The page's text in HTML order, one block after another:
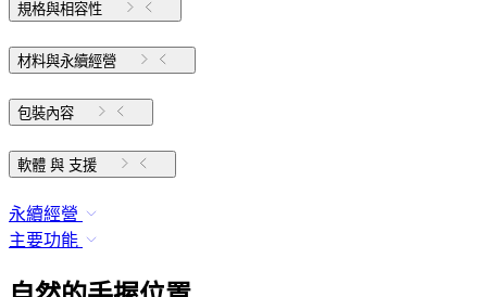
規格與相容性
材料與永續經營
包裝內容
軟體 與 支援
永續經營
主要功能